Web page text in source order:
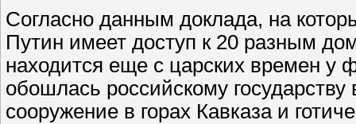
Согласно данным доклада, на
Путин имеет доступ к 20 разным
находится еще с царских времен у
обошлась российскому
сооружение в горах Кавказа и